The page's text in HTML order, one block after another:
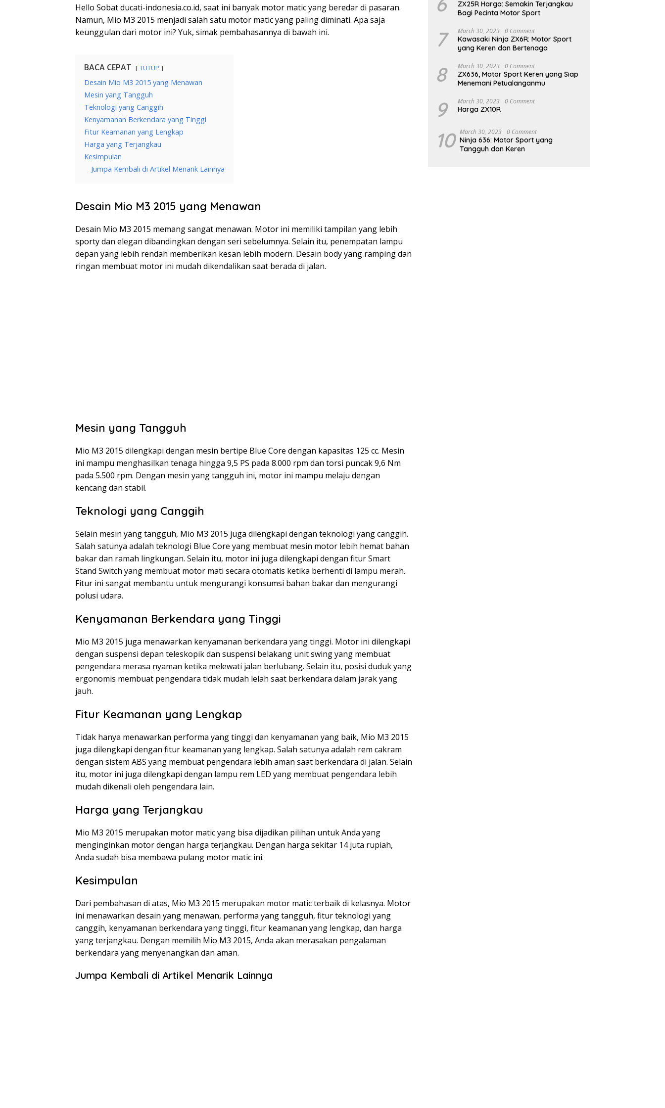
Hello Sobat ducati-indonesia.co.id, saat ini banyak motor matic yang beredar di pasaran.
Namun, Mio M3 2015 menjadi salah satu motor matic yang paling diminati. Apa saja
keunggulan dari motor ini? Yuk, simak pembahasannya di bawah ini.
BACA CEPAT TUTUP
Desain Mio M3 2015 yang Menawan
Mesin yang Tangguh
Teknologi yang Canggih
Kenyamanan Berkendara yang Tinggi
Fitur Keamanan yang Lengkap
Harga yang Terjangkau
Kesimpulan
Jumpa Kembali di Artikel Menarik Lainnya
Desain Mio M3 2015 yang Menawan
Desain Mio M3 2015 memang sangat menawan. Motor ini memiliki tampilan yang lebih
sporty dan elegan dibandingkan dengan seri sebelumnya. Selain itu, penempatan lampu
depan yang lebih rendah memberikan kesan lebih modern. Desain body yang ramping dan
ringan membuat motor ini mudah dikendalikan saat berada di jalan.
Mesin yang Tangguh
Mio M3 2015 dilengkapi dengan mesin bertipe Blue Core dengan kapasitas 125 cc. Mesin
ini mampu menghasilkan tenaga hingga 9,5 PS pada 8.000 rpm dan torsi puncak 9,6 Nm
pada 5.500 rpm. Dengan mesin yang tangguh ini, motor ini mampu melaju dengan
kencang dan stabil.
Teknologi yang Canggih
Selain mesin yang tangguh, Mio M3 2015 juga dilengkapi dengan teknologi yang canggih.
Salah satunya adalah teknologi Blue Core yang membuat mesin motor lebih hemat bahan
bakar dan ramah lingkungan. Selain itu, motor ini juga dilengkapi dengan fitur Smart
Stand Switch yang membuat motor mati secara otomatis ketika berhenti di lampu merah.
Fitur ini sangat membantu untuk mengurangi konsumsi bahan bakar dan mengurangi
polusi udara.
Kenyamanan Berkendara yang Tinggi
Mio M3 2015 juga menawarkan kenyamanan berkendara yang tinggi. Motor ini dilengkapi
dengan suspensi depan teleskopik dan suspensi belakang unit swing yang membuat
pengendara merasa nyaman ketika melewati jalan berlubang. Selain itu, posisi duduk yang
ergonomis membuat pengendara tidak mudah lelah saat berkendara dalam jarak yang
jauh.
Fitur Keamanan yang Lengkap
Tidak hanya menawarkan performa yang tinggi dan kenyamanan yang baik, Mio M3 2015
juga dilengkapi dengan fitur keamanan yang lengkap. Salah satunya adalah rem cakram
dengan sistem ABS yang membuat pengendara lebih aman saat berkendara di jalan. Selain
itu, motor ini juga dilengkapi dengan lampu rem LED yang membuat pengendara lebih
mudah dikenali oleh pengendara lain.
Harga yang Terjangkau
Mio M3 2015 merupakan motor matic yang bisa dijadikan pilihan untuk Anda yang
menginginkan motor dengan harga terjangkau. Dengan harga sekitar 14 juta rupiah,
Anda sudah bisa membawa pulang motor matic ini.
Kesimpulan
Dari pembahasan di atas, Mio M3 2015 merupakan motor matic terbaik di kelasnya. Motor
ini menawarkan desain yang menawan, performa yang tangguh, fitur teknologi yang
canggih, kenyamanan berkendara yang tinggi, fitur keamanan yang lengkap, dan harga
yang terjangkau. Dengan memilih Mio M3 2015, Anda akan merasakan pengalaman
berkendara yang menyenangkan dan aman.
Jumpa Kembali di Artikel Menarik Lainnya
ZX25R Harga: Semakin Terjangkau
Bagi Pecinta Motor Sport
7 March 30, 2023 0 Comment
Kawasaki Ninja ZX6R: Motor Sport
yang Keren dan Bertenaga
8 March 30, 2023 0 Comment
ZX636, Motor Sport Keren yang Siap
Menemani Petualanganmu
9 March 30, 2023 0 Comment
Harga ZX10R
10 March 30, 2023 0 Comment
Ninja 636: Motor Sport yang
Tangguh dan Keren